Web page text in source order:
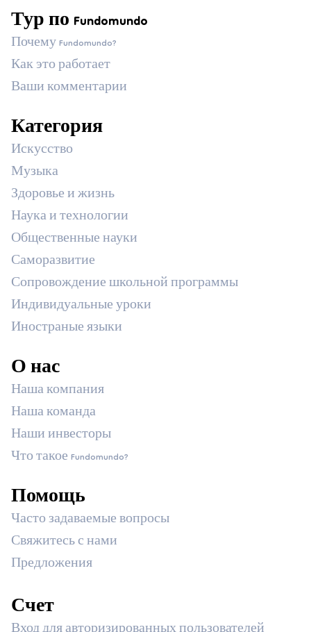
Тур по Fundomundo
Почему Fundomundo?
Как это работает
Ваши комментарии
Категория
Искусство
Музыка
Здоровье и жизнь
Наука и технологии
Общественные науки
Саморазвитие
Сопровождение школьной программы
Индивидуальные уроки
Иностраные языки
О нас
Наша компания
Наша команда
Наши инвесторы
Что такое Fundomundo?
Помощь
Часто задаваемые вопросы
Свяжитесь с нами
Предложения
Счет